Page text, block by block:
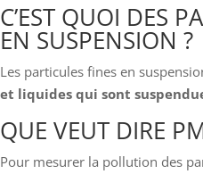
C’EST QUOI DES
EN SUSPENSION ?
Les particules fines en
et liquides qui sont
QUE VEUT DIRE
Pour mesurer la pollution des